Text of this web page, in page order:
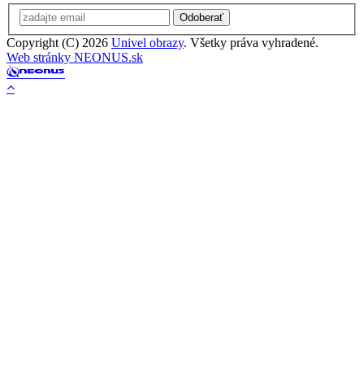
Odoberať
Copyright (C) 2026 Univel obrazy. Všetky práva vyhradené.
Web stránky NEONUS.sk